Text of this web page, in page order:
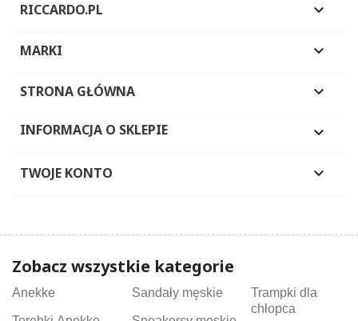
RICCARDO.PL 
MARKI 
STRONA GŁÓWNA 
INFORMACJA O SKLEPIE 
TWOJE KONTO 
Zobacz wszystkie kategorie
Anekke Sandały męskie
Trampki dla
chłopca